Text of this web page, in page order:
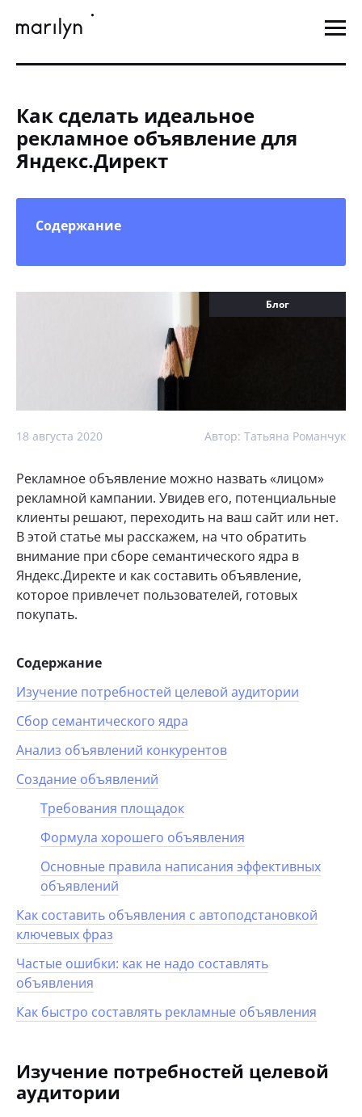
Как сделать идеальное
рекламное объявление для
Яндекс.Директ
Содержание
Блог
18 августа 2020 Автор: Татьяна Романчук
Рекламное объявление можно назвать «лицом»
рекламной кампании. Увидев его, потенциальные
клиенты решают, переходить на ваш сайт или нет.
В этой статье мы расскажем, на что обратить
внимание при сборе семантического ядра в
Яндекс.Директе и как составить объявление,
которое привлечет пользователей, готовых
покупать.
Содержание
Изучение потребностей целевой аудитории
Сбор семантического ядра
Анализ объявлений конкурентов
Создание объявлений
Требования площадок
Формула хорошего объявления
Основные правила написания эффективных
объявлений
Как составить объявления с автоподстановкой
ключевых фраз
Частые ошибки: как не надо составлять
объявления
Как быстро составлять рекламные объявления
Изучение потребностей целевой
аудитории